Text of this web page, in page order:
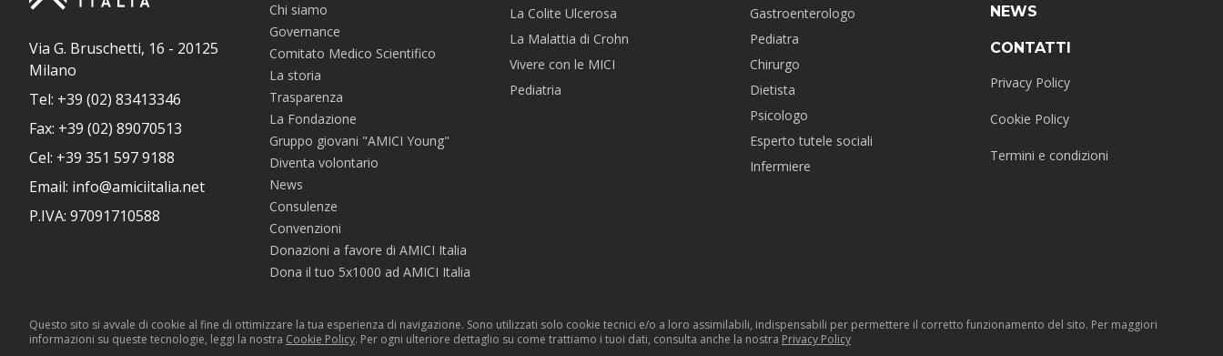
Via G. Bruschetti, 16 - 20125
Milano
Tel: +39 (02) 83413346
Fax: +39 (02) 89070513
Cel: +39 351 597 9188
Email: info@amiciitalia.net
P.IVA: 97091710588
Chi siamo
Governance
Comitato Medico Scientifico
La storia
Trasparenza
La Fondazione
Gruppo giovani "AMICI Young"
Diventa volontario
News
Consulenze
Convenzioni
Donazioni a favore di AMICI Italia
Dona il tuo 5x1000 ad AMICI Italia
La Colite Ulcerosa
La Malattia di Crohn
Vivere con le MICI
Pediatria
Gastroenterologo
Pediatra
Chirurgo
Dietista
Psicologo
Esperto tutele sociali
Infermiere
NEWS
CONTATTI
Privacy Policy
Cookie Policy
Termini e condizioni
Questo sito si avvale di cookie al fine di ottimizzare la tua esperienza di navigazione. Sono utilizzati solo cookie tecnici e/o a loro assimilabili, indispensabili per permettere il corretto funzionamento del sito. Per maggiori
informazioni su queste tecnologie, leggi la nostra Cookie Policy. Per ogni ulteriore dettaglio su come trattiamo i tuoi dati, consulta anche la nostra Privacy Policy